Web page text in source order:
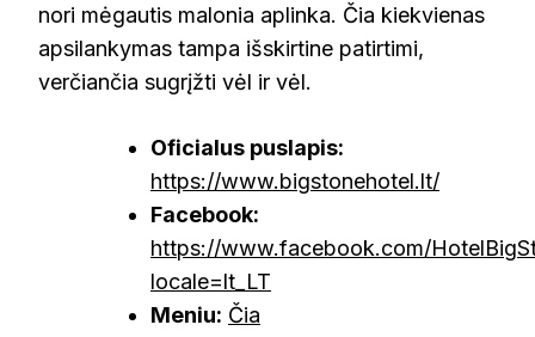
nori mėgautis malonia aplinka. Čia kiekvienas
apsilankymas tampa išskirtine patirtimi,
verčiančia sugrįžti vėl ir vėl.
Oficialus puslapis:
https://www.bigstonehotel.lt/
Facebook:
https://www.facebook.com/
locale=lt_LT
Meniu: Čia